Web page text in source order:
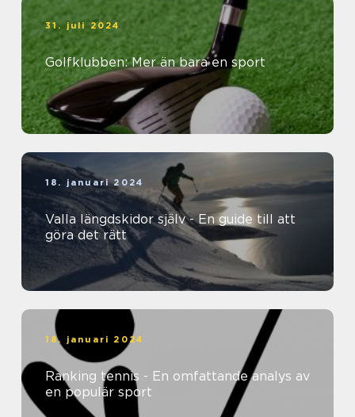
31. juli 2024
Golfklubben: Mer än bara en sport
18. januari 2024
Valla längdskidor själv - En guide till att
göra det rätt
18. januari 2024
Ranking tennis - En omfattande analys av
en populär sport